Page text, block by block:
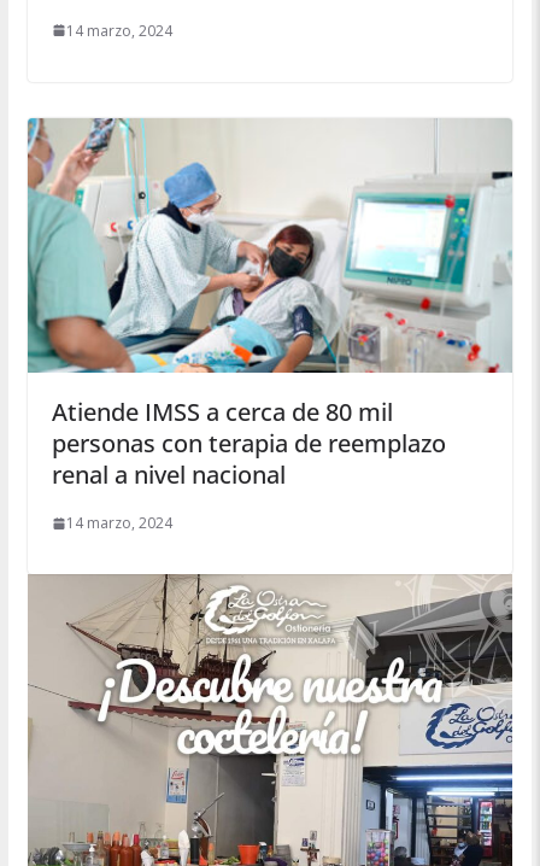
14 marzo, 2024
Atiende IMSS a cerca de 80 mil
personas con terapia de reemplazo
renal a nivel nacional
14 marzo, 2024